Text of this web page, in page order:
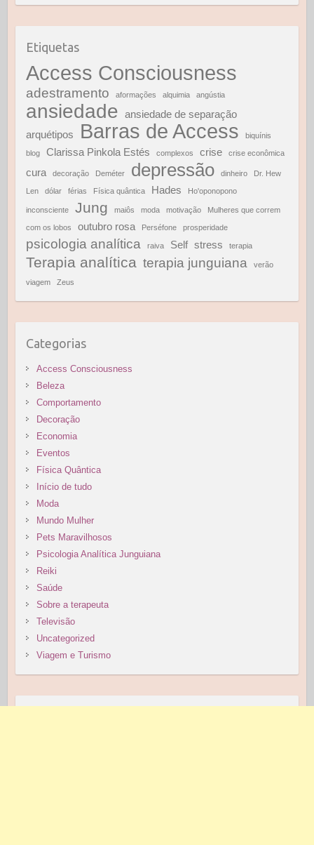
Etiquetas
Access Consciousness
adestramento aformações alquimia angústia
ansiedade ansiedade de separação
arquétipos
Barras de Access biquínis
blog Clarissa Pinkola Estés complexos crise crise econômica
cura decoração Deméter depressão dinheiro Dr. Hew
Len dólar férias Física quântica Hades Ho'oponopono
inconsciente Jung maiôs moda motivação Mulheres que correm
com os lobos outubro rosa Perséfone prosperidade
psicologia analítica raiva Self stress terapia
Terapia analítica terapia junguiana verão
viagem Zeus
Categorias
Access Consciousness
Beleza
Comportamento
Decoração
Economia
Eventos
Física Quântica
Início de tudo
Moda
Mundo Mulher
Pets Maravilhosos
Psicologia Analítica Junguiana
Reiki
Saúde
Sobre a terapeuta
Televisão
Uncategorized
Viagem e Turismo